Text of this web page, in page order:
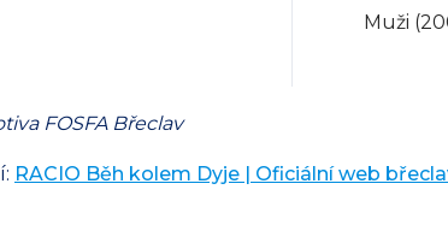
Muži
FOSFA Břeclav
RACIO Běh kolem Dyje | Oficiální web